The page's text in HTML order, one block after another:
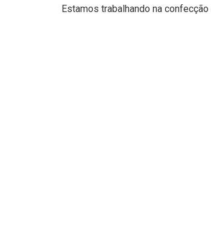
Estamos trabalhando na